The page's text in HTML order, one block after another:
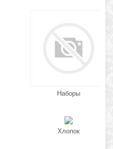
Наборы
Хлопок